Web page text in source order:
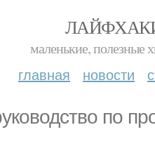
маленькие, полезные
главная новости
по